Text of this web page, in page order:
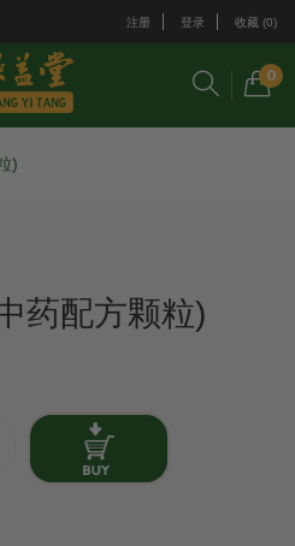
注册 登录 收藏 (0)
0
)
药配方颗粒)